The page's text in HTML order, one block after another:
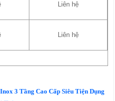
Liên hệ
Liên hệ
3 Tầng Cao Cấp Siêu Tiện Dụng